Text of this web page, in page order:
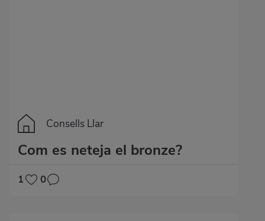
Consells Llar
Com es neteja el bronze?
1 0